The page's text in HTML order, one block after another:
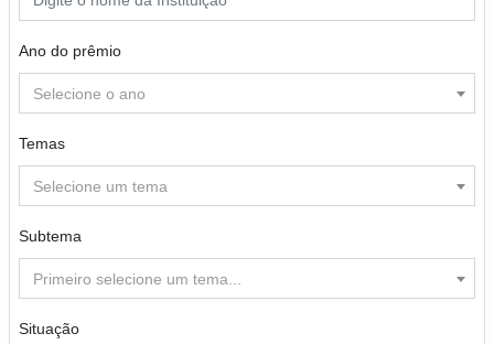
Ano do prêmio
Selecione o ano
Temas
Selecione um tema
Subtema
Primeiro selecione um tema...
Situação